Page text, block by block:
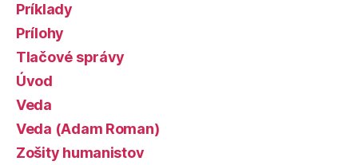
Príklady
Prílohy
Tlačové správy
Úvod
Veda
Veda (Adam Roman)
Zošity humanistov